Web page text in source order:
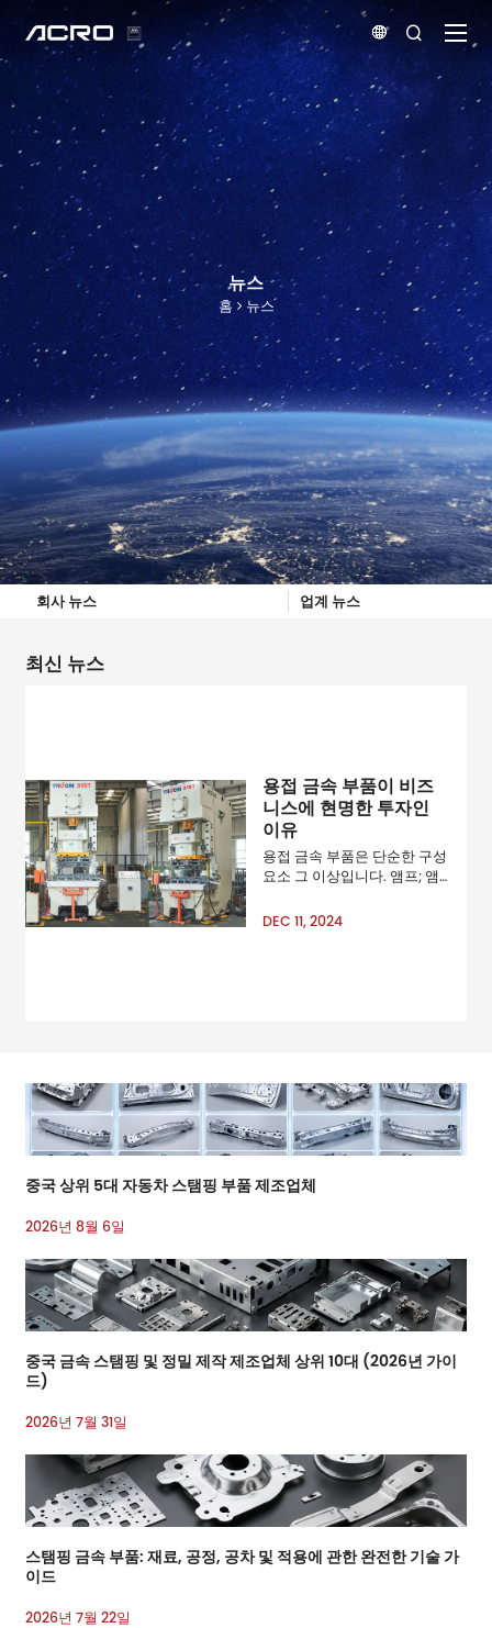
 
뉴스
홈 뉴스
회사 뉴스 업계 뉴스
최신 뉴스
용접 금속 부품이 비즈
니스에 현명한 투자인
이유
용접 금속 부품은 단순한 구성
요소 그 이상입니다. 앰프; 앰
분야에서 안정적이고 효율적
DEC 11, 2024
중국 상위 5대 자동차 스탬핑 부품 제조업체
2026년 8월 6일
중국 금속 스탬핑 및 정밀 제작 제조업체 상위 10대 (2026년 가이
드)
2026년 7월 31일
스탬핑 금속 부품: 재료, 공정, 공차 및 적용에 관한 완전한 기술 가
이드
2026년 7월 22일